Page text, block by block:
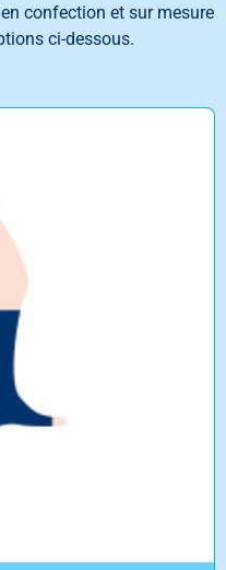
confection et sur mesure
ci-dessous.